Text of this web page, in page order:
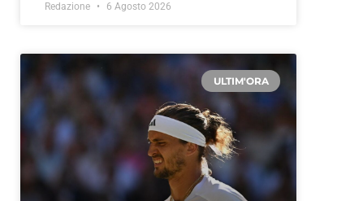
Redazione 6 Agosto 2026
ULTIM'ORA